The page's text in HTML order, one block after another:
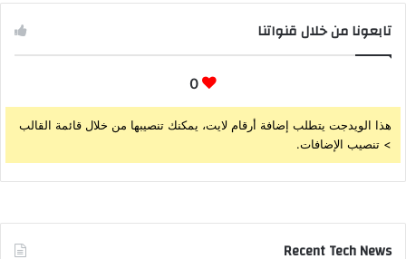
تابعونا من خلال قنواتنا
0
هذا الويدجت يتطلب إضافة أرقام لايت، يمكنك تنصيبها من خلال قائمة القالب
> تنصيب الإضافات.
Recent Tech News